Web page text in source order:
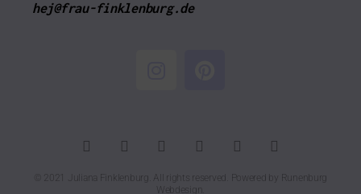
hej@frau-finklenburg.de
© 2021 Juliana Finklenburg. All rights reserved. Powered by
Runenburg
Webdesign